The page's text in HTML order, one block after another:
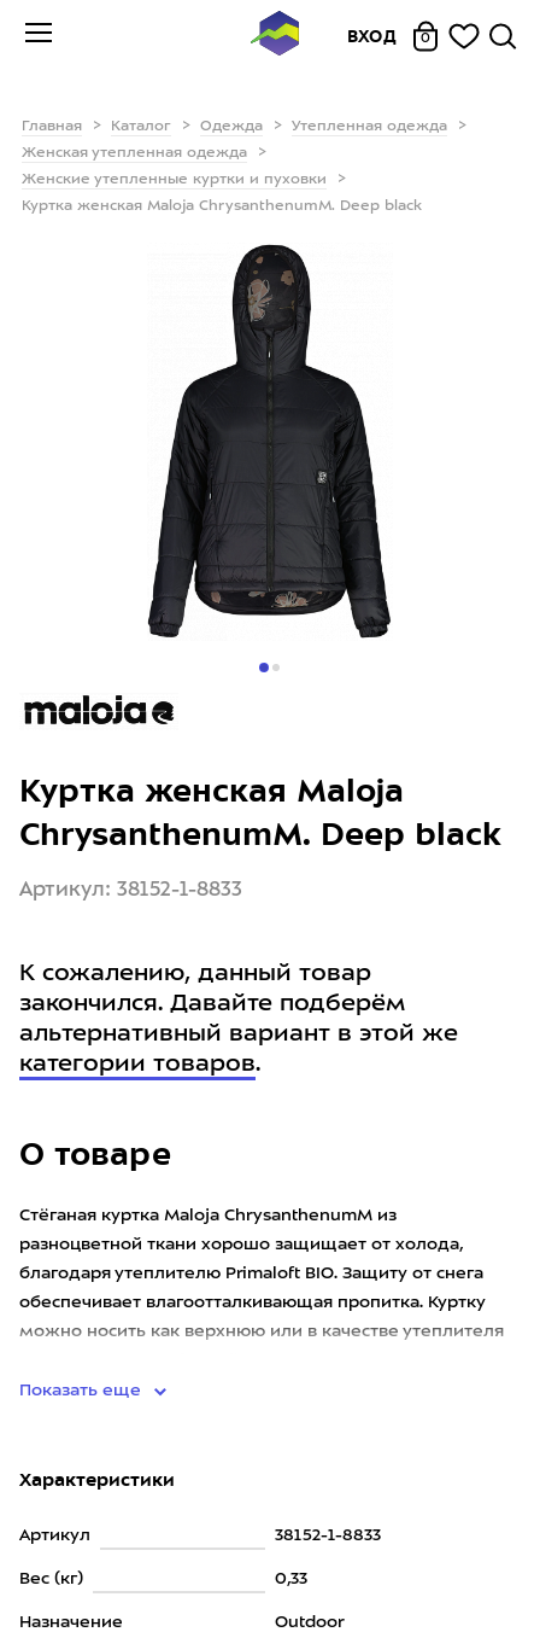
ВХОД 0
Главная Каталог Одежда
Утепленная одежда
Женская утепленная одежда
Женские утепленные куртки и пуховки
Куртка женская Maloja ChrysanthenumM. Deep black
О товаре
Стёганая куртка Maloja ChrysanthenumM из
разноцветной ткани хорошо защищает от холода,
благодаря утеплителю Primaloft BIO. Защиту от снега
обеспечивает влагоотталкивающая пропитка. Куртку
можно носить как верхнюю или в качестве утеплителя
Показать еще
Характеристики
Артикул 38152-1-8833
Вес (кг) 0,33
Назначение Outdoor
Куртка женская Maloja
ChrysanthenumM. Deep black
Артикул: 38152-1-8833
К сожалению, данный товар
закончился. Давайте подберём
альтернативный вариант в этой же
категории товаров.